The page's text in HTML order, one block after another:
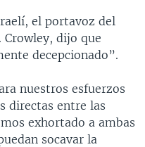
el portavoz del
Crowley, dijo que
decepcionado”.
nuestros esfuerzos
directas entre las
exhortado a ambas
socavar la